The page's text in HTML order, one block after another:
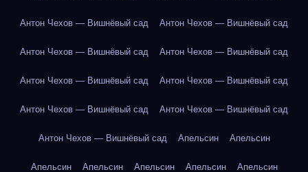
Антон Чехов — Вишнёвый сад Антон Чехов — Вишнёвый сад
Антон Чехов — Вишнёвый сад Антон Чехов — Вишнёвый сад
Антон Чехов — Вишнёвый сад Антон Чехов — Вишнёвый сад
Антон Чехов — Вишнёвый сад Антон Чехов — Вишнёвый сад
Антон Чехов — Вишнёвый сад Апельсин Апельсин
Апельсин Апельсин Апельсин Апельсин Апельсин